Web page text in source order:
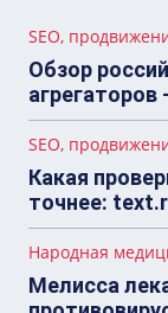
SEO,
Обзор
агрегаторов
SEO,
Какая
точнее:
Народная
Мелисса